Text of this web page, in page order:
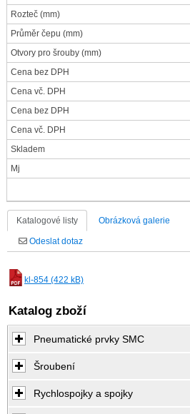
Rozteč (mm)
Průměr čepu (mm)
Otvory pro šrouby (mm)
Cena bez DPH
Cena vč. DPH
Cena bez DPH
Cena vč. DPH
Skladem
Mj
Katalogové listy Obrázková galerie
Odeslat dotaz
kl-854 (422 kB)
Katalog zboží
Pneumatické prvky SMC
Šroubení
Rychlospojky a spojky